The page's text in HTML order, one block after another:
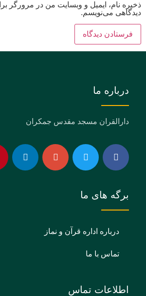
ذخیره نام، ایمیل و وبسایت من در مرورگر
دیدگاهی می‌نویسم.
درباره ما
دارالقران مسجد مقدس جمکران
برگه های ما
درباره اداره قرآن و نماز
تماس با ما
اطلاعات تماس